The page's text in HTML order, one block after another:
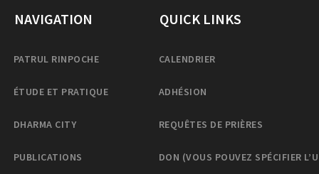
NAVIGATION
PATRUL RINPOCHE
ÉTUDE ET PRATIQUE
DHARMA CITY
PUBLICATIONS
QUICK LINKS
CALENDRIER
ADHÉSION
REQUÊTES DE PRIÈRES
DON (VOUS POUVEZ SPÉCIFIER